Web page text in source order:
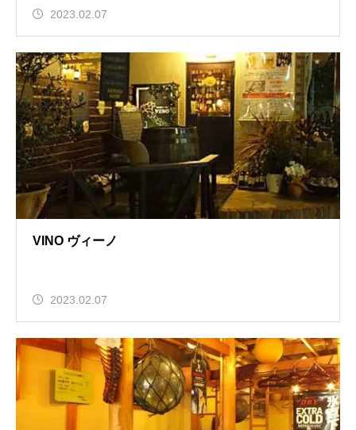
2023.02.07
VINO ヴィーノ
2023.02.07